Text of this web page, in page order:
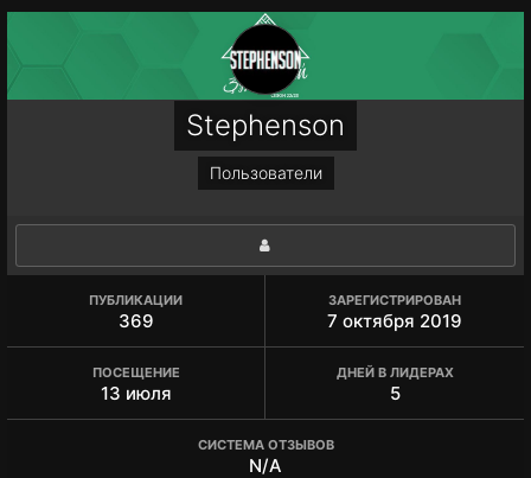
Stephenson
Пользователи
ПУБЛИКАЦИИ
369
ЗАРЕГИСТРИРОВАН
7 октября 2019
ПОСЕЩЕНИЕ
13 июля
ДНЕЙ В ЛИДЕРАХ
5
СИСТЕМА ОТЗЫВОВ
N/A